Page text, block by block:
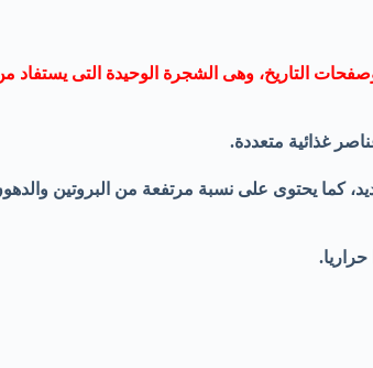
التاريخ، وهى الشجرة الوحيدة التى يستفاد
كما يحتوى على نسبة مرتفعة من البروتين